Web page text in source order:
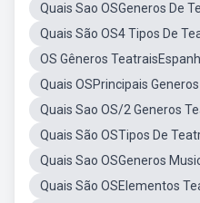
Quais Sao OSGeneros De
Quais São OS4 Tipos De
OS Gêneros
Quais OSPrincipais
Quais Sao OS/2 Generos
Quais São OSTipos De
Quais Sao OSGeneros
Quais São OSElementos